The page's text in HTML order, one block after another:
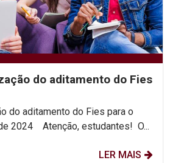
do aditamento do Fies
do aditamento do Fies para o
segundo semestre de 2024 Atenção, estudantes! O...
LER MAIS